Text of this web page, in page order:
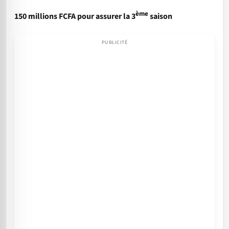
150 millions FCFA pour assurer la 3èmesaison